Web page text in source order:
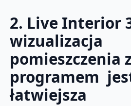
2. Live Interior
wizualizacja
pomieszczenia
programem
łatwiejsza